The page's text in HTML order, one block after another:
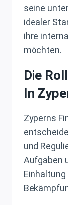
seine
idealer
ihre
möchten.
Die
In
Zyperns
und
Aufgaben